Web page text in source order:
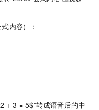
内容）：
+ 3 = 5$”转成语音后的中